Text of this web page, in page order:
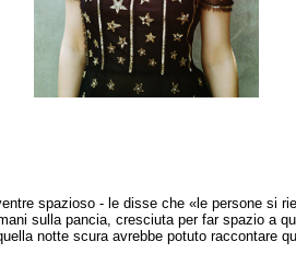
spazioso - le disse che «le persone si
sulla pancia, cresciuta per far spazio a
notte scura avrebbe potuto raccontare